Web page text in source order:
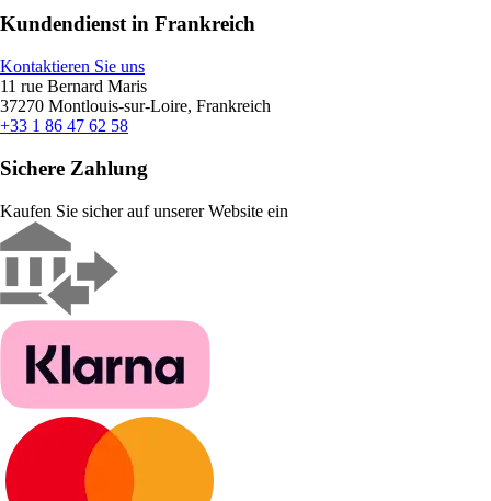
Kundendienst in Frankreich
Kontaktieren Sie uns
11 rue Bernard Maris
37270 Montlouis-sur-Loire, Frankreich
+33 1 86 47 62 58
Sichere Zahlung
Kaufen Sie sicher auf unserer Website ein